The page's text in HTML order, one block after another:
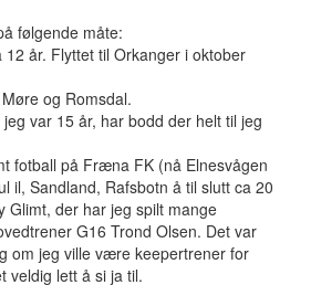
følgende måte:
år. Flyttet til Orkanger i oktober
og Romsdal.
var 15 år, har bodd der helt til jeg
fotball på Fræna FK (nå Elnesvågen
il, Sandland, Rafsbotn å til slutt ca 20
Glimt, der har jeg spilt mange
G16 Trond Olsen. Det var
om jeg ville være keepertrener for
veldig lett å si ja til.